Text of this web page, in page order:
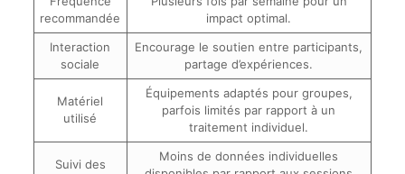
recommandée
impact optimal.
Interaction
sociale
Encourage le soutien entre participants,
partage d’expériences.
Matériel
utilisé
Équipements adaptés pour groupes,
parfois limités par rapport à un
traitement individuel.
Suivi des
Moins de données individuelles